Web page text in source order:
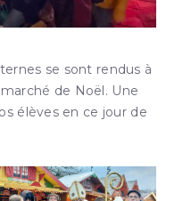
se sont rendus à
de Noël. Une
élèves en ce jour de